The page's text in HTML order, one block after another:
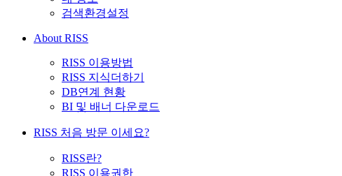
검색환경설정
About RISS
RISS 이용방법
RISS 지식더하기
DB연계 현황
BI 및 배너 다운로드
RISS 처음 방문 이세요?
RISS란?
RISS 이용권한